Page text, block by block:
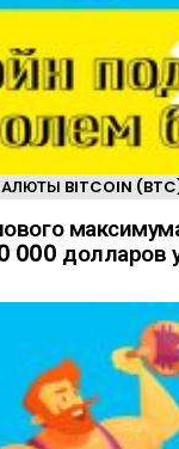
BITCOIN
000 долларов